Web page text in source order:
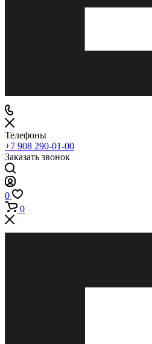
Телефоны
+7 908 290-01-00
Заказать звонок
0
0